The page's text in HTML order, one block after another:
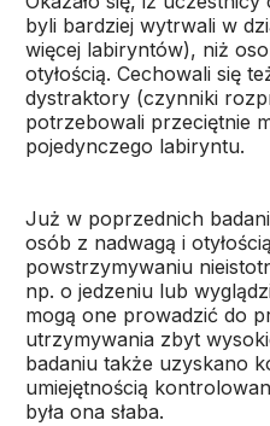
byli bardziej wytrwali w
więcej labiryntów), niż
otyłością. Cechowali się
dystraktory (czynniki
potrzebowali przeciętnie
pojedynczego labiryntu.
Już w poprzednich
osób z nadwagą i
powstrzymywaniu
np. o jedzeniu lub
mogą one prowadzić do
utrzymywania zbyt
badaniu także uzyskano
umiejętnością
była ona słaba.